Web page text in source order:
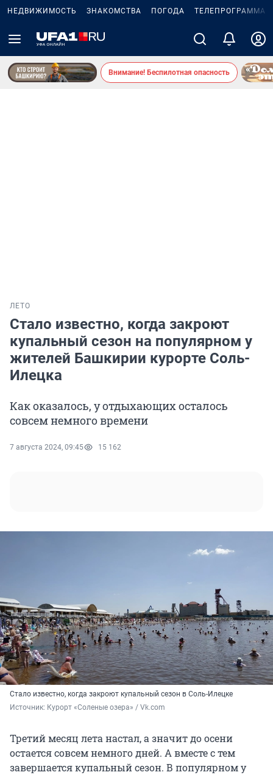
НЕДВИЖИМОСТЬ ЗНАКОМСТВА ПОГОДА ТЕЛЕПРОГРАММА
Внимание! Беспилотная опасность
ЛЕТО
Стало известно, когда закроют
купальный сезон на популярном у
жителей Башкирии курорте Соль-
Илецка
Как оказалось, у отдыхающих осталось
совсем немного времени
7 августа 2024, 09:45 15 162
Стало известно, когда закроют купальный сезон в Соль-Илецке
Источник: Курорт «Соленые озера» / Vk.com
Третий месяц лета настал, а значит до осени
остается совсем немного дней. А вместе с тем
завершается купальный сезон. В популярном у